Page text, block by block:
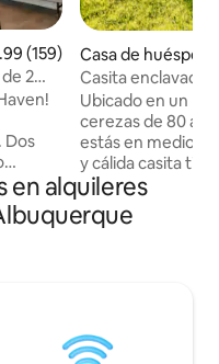
promedio: 4.99 de
(159)
2
cama
Casa de
hos de
Casita enclavada
Ubicado en un
cerezas de 80
estás en medio de la
y cálida casita
equipada
coche de nivel 2). Este entorno rural
ofrece privacidad y
siéntate debajo de un
cervecería o bodega.
en alquileres